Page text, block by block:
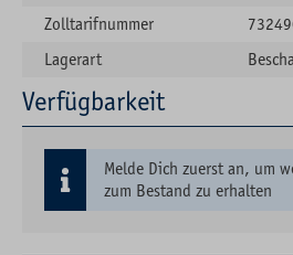
Zolltarifnummer
Lagerart
Verfügbarkeit
Melde Dich zuerst an, um
zum Bestand zu erhalten